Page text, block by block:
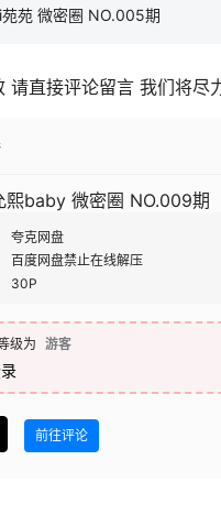
苑 微密圈 NO.005期
请直接评论留言 我们将尽
熙baby 微密圈 NO.009期
夸克网盘
百度网盘禁止在线解压
30P
级为 游客
前往评论